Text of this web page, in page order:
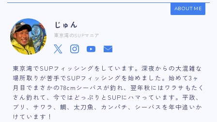
ABOUT ME
じゅん
東京湾のSUPマニア
東京湾でSUPフィッシングをしています。深夜からの大混雑な
場所取りが苦手でSUPフィッシングを始めました。始めて3ヶ
月目でまさかの78cmシーバスが釣れ、翌年秋にはワラサもたく
さん釣れて、今ではどっぷりとSUPにハマっています。平政、
ブリ、サワラ、鯛、太刀魚、カンパチ、シーバスを年中追いか
けています！